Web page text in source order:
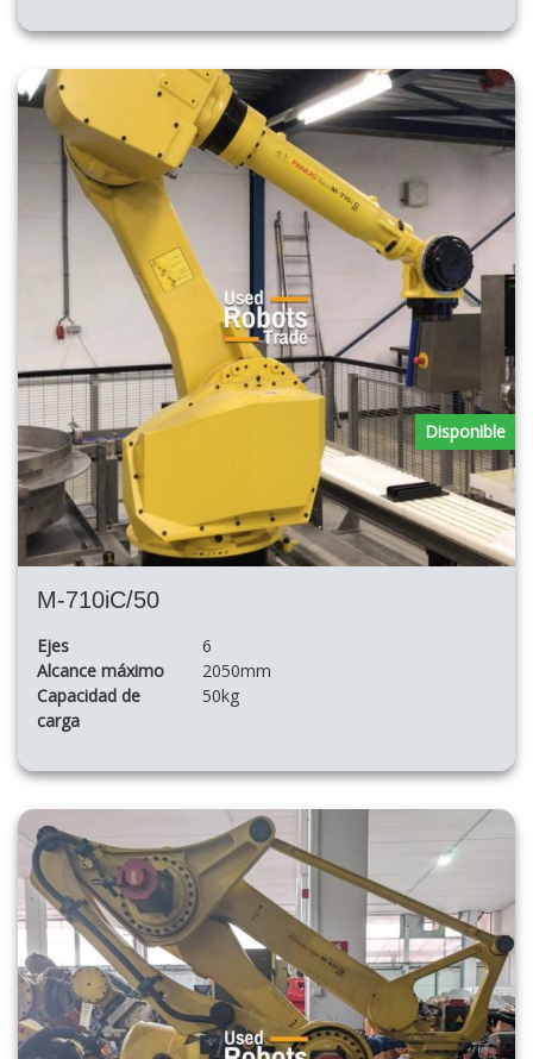
M-710iC/50
Ejes
6
Alcance máximo
2050mm
Capacidad de
carga
50kg
Disponible